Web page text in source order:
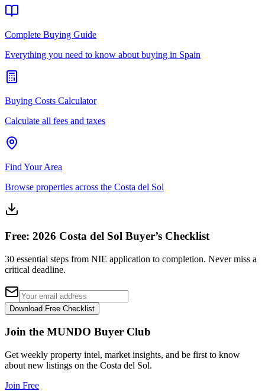
Complete Buying Guide
Everything you need to know about buying in Spain
Buying Costs Calculator
Calculate all fees and taxes
Find Your Area
Browse properties across the Costa del Sol
Free: 2026 Costa del Sol Buyer’s Checklist
30 essential steps from NIE application to completion. Never miss a
critical deadline.
Download Free Checklist
Join the MUNDO Buyer Club
Get weekly property intel, market insights, and be first to know
about new listings on the Costa del Sol.
Join Free